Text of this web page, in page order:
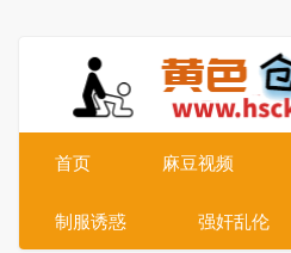
首页 麻豆视频
制服诱惑 强奸乱伦